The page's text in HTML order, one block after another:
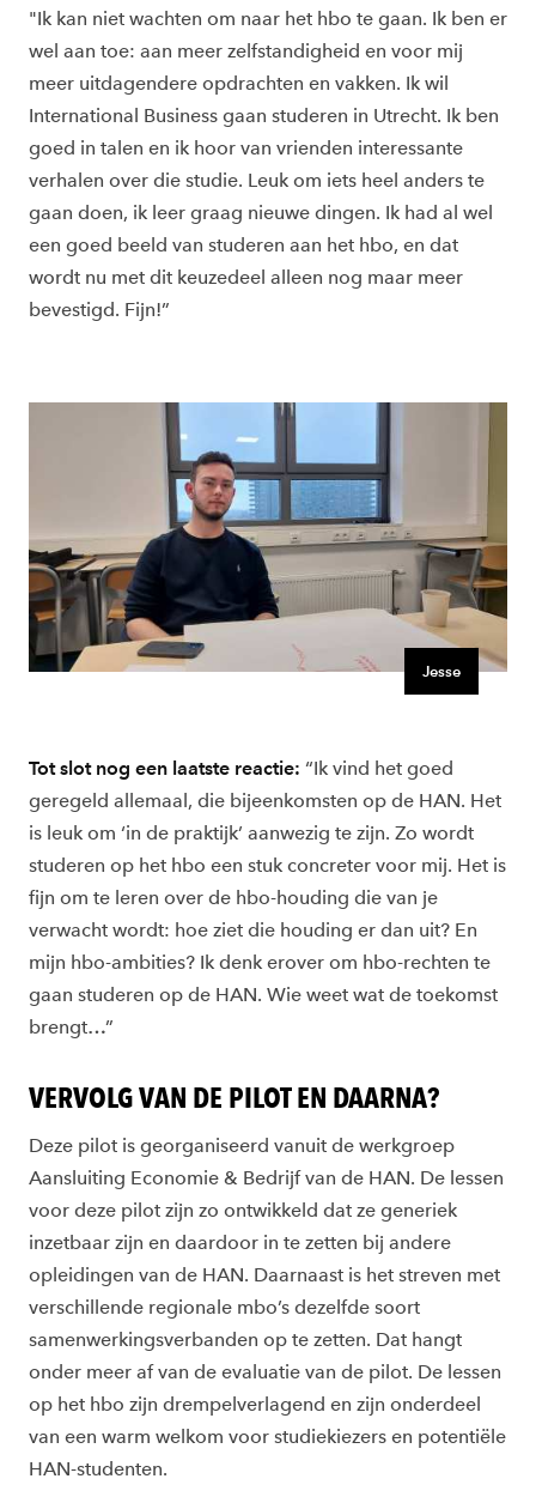
"Ik kan niet wachten om naar het hbo te gaan. Ik ben er
wel aan toe: aan meer zelfstandigheid en voor mij
meer uitdagendere opdrachten en vakken. Ik wil
International Business gaan studeren in Utrecht. Ik ben
goed in talen en ik hoor van vrienden interessante
verhalen over die studie. Leuk om iets heel anders te
gaan doen, ik leer graag nieuwe dingen. Ik had al wel
een goed beeld van studeren aan het hbo, en dat
wordt nu met dit keuzedeel alleen nog maar meer
bevestigd. Fijn!”
Jesse
Tot slot nog een laatste reactie: “Ik vind het goed
geregeld allemaal, die bijeenkomsten op de HAN. Het
is leuk om ‘in de praktijk’ aanwezig te zijn. Zo wordt
studeren op het hbo een stuk concreter voor mij. Het is
fijn om te leren over de hbo-houding die van je
verwacht wordt: hoe ziet die houding er dan uit? En
mijn hbo-ambities? Ik denk erover om hbo-rechten te
gaan studeren op de HAN. Wie weet wat de toekomst
brengt…”
VERVOLG VAN DE PILOT EN DAARNA?
Deze pilot is georganiseerd vanuit de werkgroep
Aansluiting Economie & Bedrijf van de HAN. De lessen
voor deze pilot zijn zo ontwikkeld dat ze generiek
inzetbaar zijn en daardoor in te zetten bij andere
opleidingen van de HAN. Daarnaast is het streven met
verschillende regionale mbo’s dezelfde soort
samenwerkingsverbanden op te zetten. Dat hangt
onder meer af van de evaluatie van de pilot. De lessen
op het hbo zijn drempelverlagend en zijn onderdeel
van een warm welkom voor studiekiezers en potentiële
HAN-studenten.